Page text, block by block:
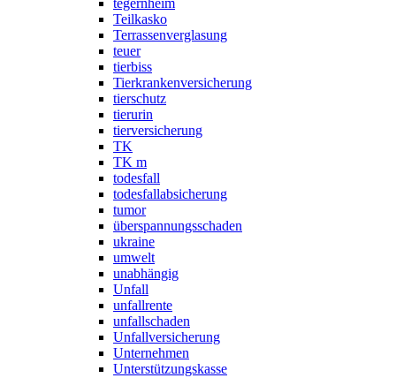
tegernheim
Teilkasko
Terrassenverglasung
teuer
tierbiss
Tierkrankenversicherung
tierschutz
tierurin
tierversicherung
TK
TK m
todesfall
todesfallabsicherung
tumor
überspannungsschaden
ukraine
umwelt
unabhängig
Unfall
unfallrente
unfallschaden
Unfallversicherung
Unternehmen
Unterstützungskasse